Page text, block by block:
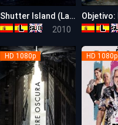
Shutter Island (La Isla Siniestra)
2010
HD 1080p HD 1080p